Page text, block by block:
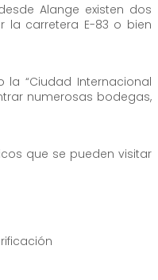
Alange existen dos
la carretera E-83 o bien
“Ciudad Internacional
numerosas bodegas,
que se pueden visitar